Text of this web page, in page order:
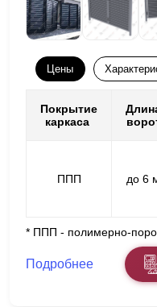
Цены
Покрытие
каркаса
ППП до 6
* ППП - полимерно-
Подробнее